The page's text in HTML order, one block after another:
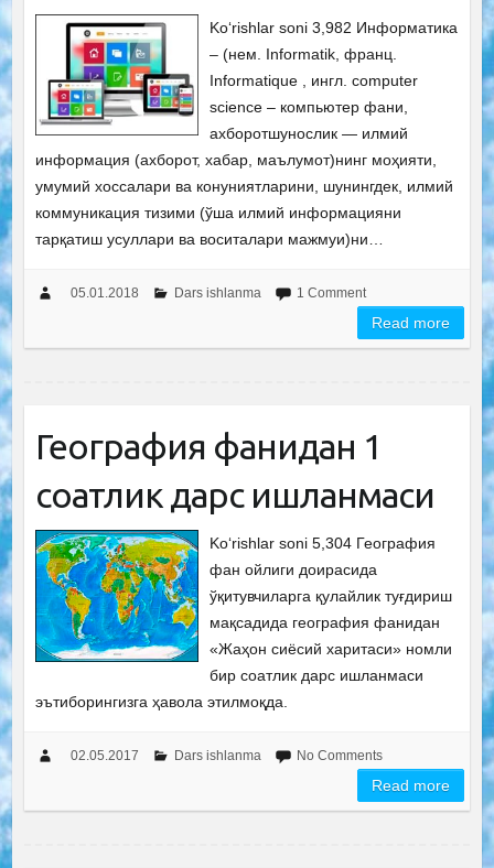
Ko‘rishlar soni 3,982 Информатика
– (нем. Informatik, франц.
Informatique , ингл. computer
science – компьютер фани,
ахборотшунослик — илмий
информация (ахборот, хабар, маълумот)нинг моҳияти,
умумий хоссалари ва конуниятларини, шунингдек, илмий
коммуникация тизими (ўша илмий информацияни
тарқатиш усуллари ва воситалари мажмуи)ни…
05.01.2018 Dars ishlanma 1 Comment
Read more
География фанидан 1
соатлик дарс ишланмаси
Ko‘rishlar soni 5,304 География
фан ойлиги доирасида
ўқитувчиларга қулайлик туғдириш
мақсадида география фанидан
«Жаҳон сиёсий харитаси» номли
бир соатлик дарс ишланмаси
эътиборингизга ҳавола этилмоқда.
02.05.2017 Dars ishlanma No Comments
Read more